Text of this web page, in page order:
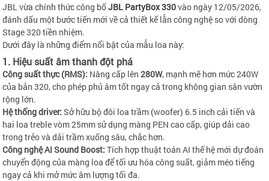
JBL vừa chính thức công bốJBL PartyBox 330vào ngày 12/05/2026,
đánh dấu một bước tiến mới về cả thiết kế lẫn công nghệ so với dòng
Stage 320 tiền nhiệm.
Dưới đây là những điểm nổi bật của mẫu loa này:
1. Hiệu suất âm thanh đột phá
Công suất thực (RMS): Nâng cấp lên280W, mạnh mẽ hơn mức 240W
của bản 320, cho phép phủ âm tốt ngay cả trong không gian sân vườn
rộng lớn.
Hệ thống driver: Sở hữu bộ đôi loa trầm (woofer) 6.5 inch cải tiến và
hai loa treble vòm 25mm sử dụng màng PEN cao cấp, giúp dải cao
trong trẻo và dải trầm xuống sâu, chắc hơn.
Công nghệ AI Sound Boost: Tích hợp thuật toán AI thế hệ mới dự đoán
chuyển động của màng loa để tối ưu hóa công suất, giảm méo tiếng
ngay cả khi mở mức âm lượng tối đa.